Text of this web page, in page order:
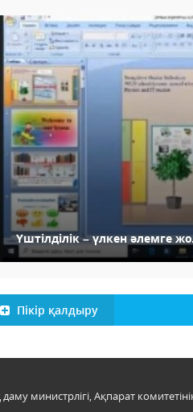
Үштілділік – үлкен әлемге
Пікір қалдыру
министрлігі, Ақпарат